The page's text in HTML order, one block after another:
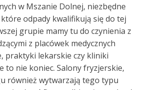
w Mszanie Dolnej, niezbędne
odpady kwalifikują się do tej
grupie mamy tu do czynienia z
z placówek medycznych
praktyki lekarskie czy kliniki
to nie koniec. Salony fryzjerskie,
również wytwarzają tego typu